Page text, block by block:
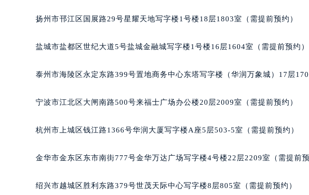
东莞市东城街道鸿福东路1号民盈国贸中心T1写字楼9层907室
南通市崇川区工农路57号圆融广场写字楼16层1603室（需提前
武汉市江汉区解放大道686号世界贸易大厦38层09室（需提前
合肥市蜀山区潜山路111号万象城华润大厦B座12楼03室（需
青岛市南区山东路6号华润大厦B座22层04室（需提前预约）
长春市朝阳区西安大路727号中银大厦A座(旺进大厦)18层09室
昆明市盘龙区北京路928号同德昆明广场写字楼10层06室（需
扬州市邗江区国展路29号星耀天地写字楼1号楼18层1803室（需提前预约）
盐城市盐都区世纪大道5号盐城金融城写字楼1号楼16层1604室（需提前预约）
泰州市海陵区永定东路399号置地商务中心东塔写字楼（华润万象城）17层
宁波市江北区大闸南路500号来福士广场办公楼20层2009室（需提前预约）
杭州市上城区钱江路1366号华润大厦写字楼A座5层503-5室（需提前预约）
金华市金东区东市南街777号金华万达广场写字楼4号楼22层2209室（需提前预
绍兴市越城区胜利东路379号世茂天际中心写字楼8层805室（需提前预约）